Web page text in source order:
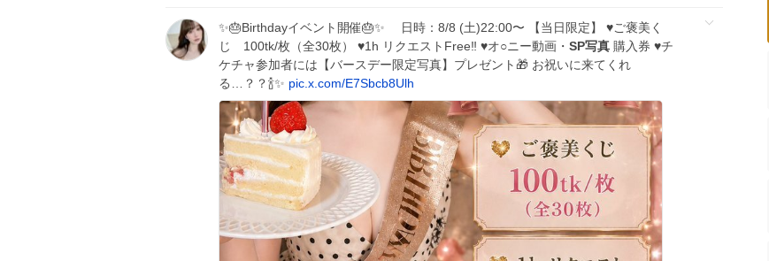
✨🎂Birthdayイベント開催🎂✨ 日時：8/8 (土)22:00〜 【当日限定】 ♥️ご褒美く
じ 100tk/枚（全30枚） ♥️1h リクエストFree‼️ ♥️オ○ニー動画・ SP写真 購入券 ♥️チ
ケチャ参加者には【バースデー限定写真】プレゼント🎁 お祝いに来てくれ
る…？？🍾✨ pic.x.com/E7Sbcb8Ulh